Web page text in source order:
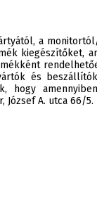
a
kiegészítőket,
és
hogy
József A. utca 66/